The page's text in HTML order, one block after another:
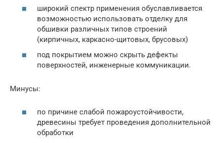
широкий спектр применения обуславливается
возможностью использовать отделку для
обшивки различных типов строений
(кирпичных, каркасно-щитовых, брусовых)
под покрытием можно скрыть дефекты
поверхностей, инженерные коммуникации.
Минусы:
по причине слабой пожароустойчивости,
древесины требует проведения дополнительной
обработки